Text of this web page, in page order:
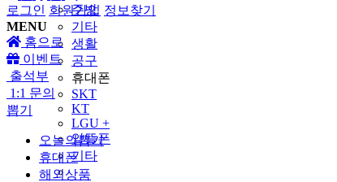
주방
기타
생활
공구
휴대폰
SKT
KT
LGU +
알뜰폰
기타
로그인 회원가입 정보찾기
MENU
홈으로
이벤트
출석부
1:1 문의
뽑기
오늘의뽑기
휴대폰
해외상품